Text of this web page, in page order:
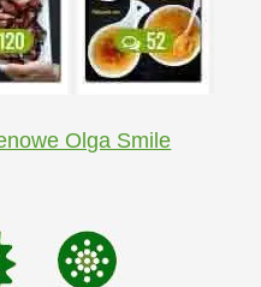
Olga Smile